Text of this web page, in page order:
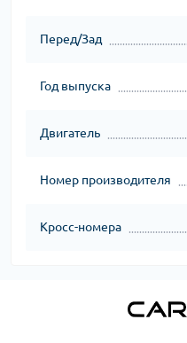
Перед/Зад
Год выпуска
Двигатель
Номер производителя
Кросс-номера